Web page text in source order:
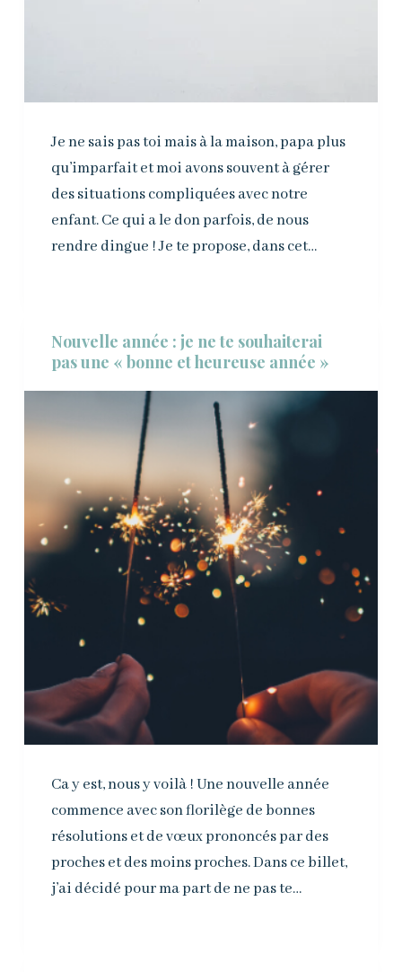
Je ne sais pas toi mais à la maison, papa plus
qu’imparfait et moi avons souvent à gérer
des situations compliquées avec notre
enfant. Ce qui a le don parfois, de nous
rendre dingue ! Je te propose, dans cet…
Nouvelle année : je ne te souhaiterai
pas une « bonne et heureuse année »
Ca y est, nous y voilà ! Une nouvelle année
commence avec son florilège de bonnes
résolutions et de vœux prononcés par des
proches et des moins proches. Dans ce billet,
j’ai décidé pour ma part de ne pas te…